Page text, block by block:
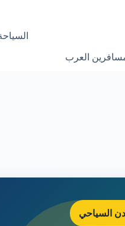
العرب
السياحي